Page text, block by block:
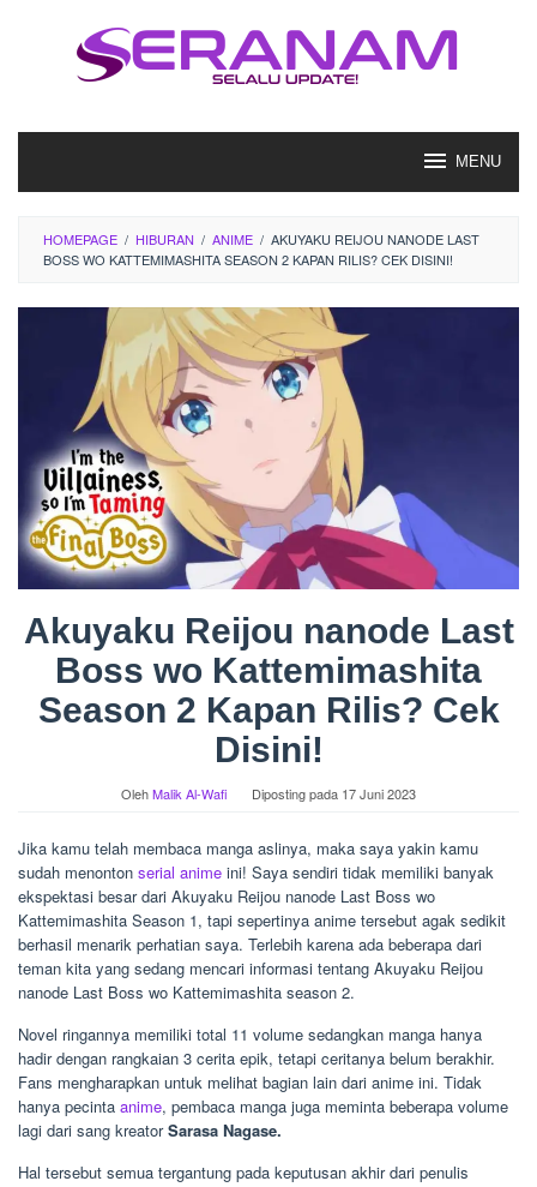
MENU
HOMEPAGE / HIBURAN / ANIME / AKUYAKU REIJOU NANODE LAST
BOSS WO KATTEMIMASHITA SEASON 2 KAPAN RILIS? CEK DISINI!
Akuyaku Reijou nanode Last
Boss wo Kattemimashita
Season 2 Kapan Rilis? Cek
Disini!
OlehMalik Al-Wafi Diposting pada 17 Juni 2023
Jika kamu telah membaca manga aslinya, maka saya yakin kamu
sudah menonton serial anime ini! Saya sendiri tidak memiliki banyak
ekspektasi besar dari Akuyaku Reijou nanode Last Boss wo
Kattemimashita Season 1, tapi sepertinya anime tersebut agak sedikit
berhasil menarik perhatian saya. Terlebih karena ada beberapa dari
teman kita yang sedang mencari informasi tentang Akuyaku Reijou
nanode Last Boss wo Kattemimashita season 2.
Novel ringannya memiliki total 11 volume sedangkan manga hanya
hadir dengan rangkaian 3 cerita epik, tetapi ceritanya belum berakhir.
Fans mengharapkan untuk melihat bagian lain dari anime ini. Tidak
hanya pecinta anime, pembaca manga juga meminta beberapa volume
lagi dari sang kreatorSarasa Nagase.
Hal tersebut semua tergantung pada keputusan akhir dari penulis